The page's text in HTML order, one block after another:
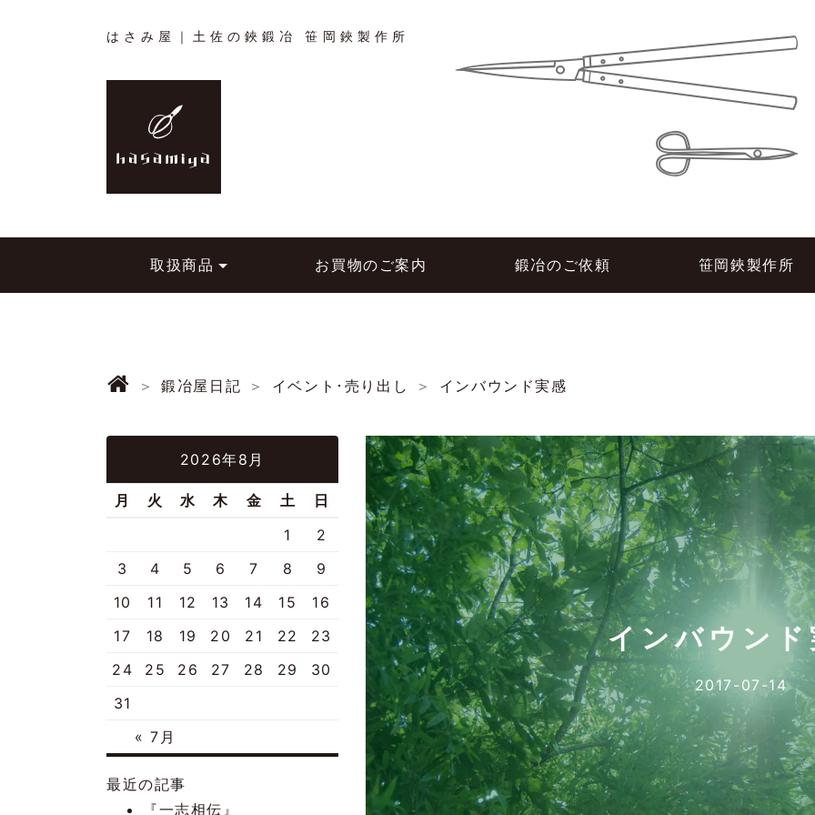
はさみ屋｜土佐の鋏鍛冶 笹岡鋏製作所
取扱商品 お買物のご案内 鍛冶のご依頼 笹岡鋏製作所
鍛冶屋日記 イベント･売り出し インバウンド実感
インバウン
2017-07-14
2026年8月
月 火 水 木 金 土 日
« 7月
1
2
3
4 5 6 7 8
9
10
11 12 13 14 15
16
17
18 19 20 21 22
23
24
25 26 27 28 29
30
31
最近の記事
『一志相伝』